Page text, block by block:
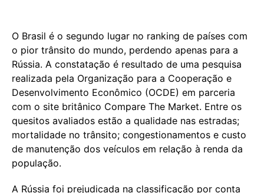
O Brasil é o segundo lugar no ranking de países com
o pior trânsito do mundo, perdendo apenas para a
Rússia. A constatação é resultado de uma pesquisa
realizada pela Organização para a Cooperação e
Desenvolvimento Econômico (OCDE) em parceria
com o site britânico Compare The Market. Entre os
quesitos avaliados estão a qualidade nas estradas;
mortalidade no trânsito; congestionamentos e custo
de manutenção dos veículos em relação à renda da
população.
A Rússia foi prejudicada na classificação por conta